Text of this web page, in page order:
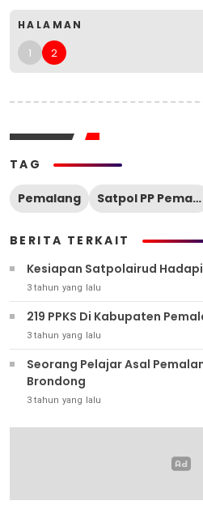
HALAMAN
1 2
TAG
Pemalang Satpol PP Pemalang
BERITA TERKAIT
Kesiapan Satpolairud
3 tahun yang lalu
219 PPKS Di Kabupaten
3 tahun yang lalu
Seorang Pelajar Asal
Brondong
3 tahun yang lalu